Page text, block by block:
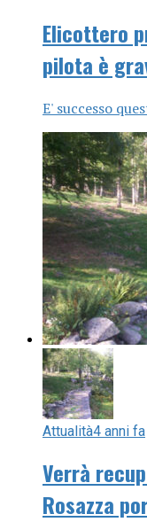
Elicottero
pilota è
E' successo
Attualità4 anni fa
Verrà
Rosazza